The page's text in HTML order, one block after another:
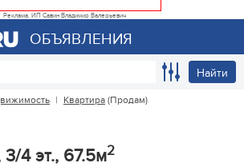
Реклама. ИП Савин Владимир Валерьевич
ОБЪЯВЛЕНИЯ
Найти
| Квартира (Продам)
4 эт., 67.5м2